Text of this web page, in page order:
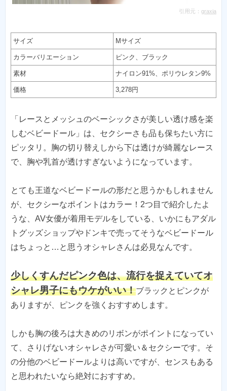
引用元： graxia
サイズ Mサイズ
カラーバリエーション ピンク、ブラック
素材 ナイロン91%、ポリウレタン9%
価格 3,278円
「レースとメッシュのベーシックさが美しい透け感を楽
しむベビードール」は、セクシーさも品も保ちたい方に
ピッタリ。胸の切り替えしから下は透けが綺麗なレース
で、胸や乳首が透けすぎないようになっています。
とても王道なベビードールの形だと思うかもしれません
が、セクシーなポイントはカラー！2つ目で紹介したよ
うな、AV女優が着用モデルをしている、いかにもアダル
トグッズショップやドンキで売ってそうなベビードール
はちょっと…と思うオシャレさんは必見なんです。
少しくすんだピンク色は、流行を捉えていてオ
シャレ男子にもウケがいい！ブラックとピンクが
ありますが、ピンクを強くおすすめします。
しかも胸の後ろは大きめのリボンがポイントになってい
て、さりげないオシャレさが可愛い＆セクシーです。そ
の分他のベビードールよりは高いですが、センスもある
と思われたいなら絶対におすすめ。